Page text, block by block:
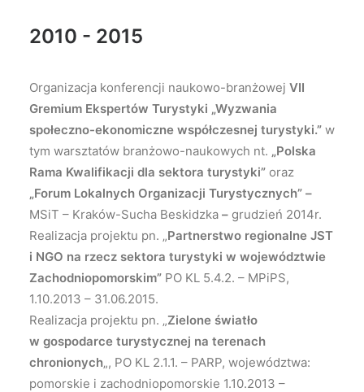
2010 - 2015
Organizacja konferencji naukowo-branżowej VII
Gremium Ekspertów Turystyki „Wyzwania
społeczno-ekonomiczne współczesnej turystyki.” w
tym warsztatów branżowo-naukowych nt. „Polska
Rama Kwalifikacji dla sektora turystyki” oraz
„Forum Lokalnych Organizacji Turystycznych” –
MSiT – Kraków-Sucha Beskidzka – grudzień 2014r.
Realizacja projektu pn. „Partnerstwo regionalne JST
i NGO na rzecz sektora turystyki w województwie
Zachodniopomorskim” PO KL 5.4.2. – MPiPS,
1.10.2013 – 31.06.2015.
Realizacja projektu pn. „Zielone światło
w gospodarce turystycznej na terenach
chronionych„, PO KL 2.1.1. – PARP, województwa:
pomorskie i zachodniopomorskie 1.10.2013 –